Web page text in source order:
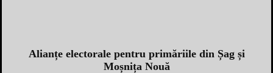
Alianțe electorale pentru primăriile din Șag și
Moșnița Nouă